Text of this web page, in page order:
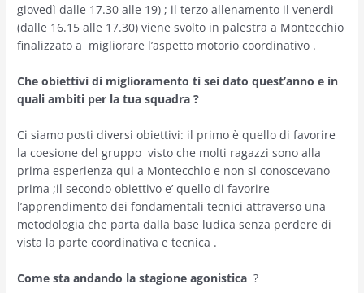
giovedì dalle 17.30 alle 19) ; il terzo allenamento il venerdì
(dalle 16.15 alle 17.30) viene svolto in palestra a Montecchio
finalizzato a migliorare l’aspetto motorio coordinativo .
Che obiettivi di miglioramento ti sei dato quest’anno e in
quali ambiti per la tua squadra ?
Ci siamo posti diversi obiettivi: il primo è quello di favorire
la coesione del gruppo visto che molti ragazzi sono alla
prima esperienza qui a Montecchio e non si conoscevano
prima ;il secondo obiettivo e’ quello di favorire
l’apprendimento dei fondamentali tecnici attraverso una
metodologia che parta dalla base ludica senza perdere di
vista la parte coordinativa e tecnica .
Come sta andando la stagione agonistica ?